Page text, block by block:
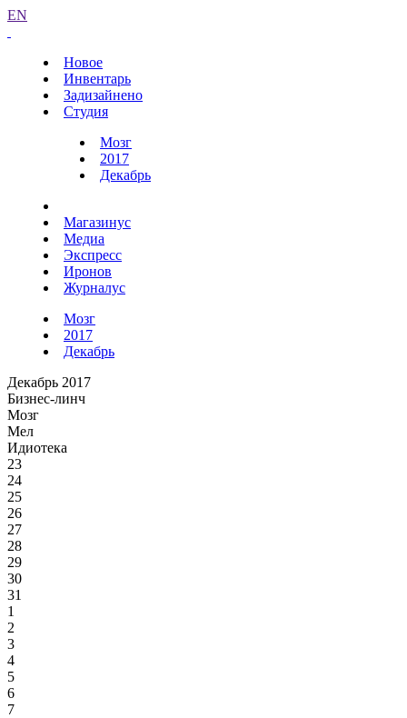
EN
Новое
Инвентарь
Задизайнено
Студия
Мозг
2017
Декабрь
Магазинус
Медиа
Экспресс
Иронов
Журналус
Мозг
2017
Декабрь
Декабрь 2017
Бизнес-линч
Мозг
Мел
Идиотека
23
24
25
26
27
28
29
30
31
1
2
3
4
5
6
7